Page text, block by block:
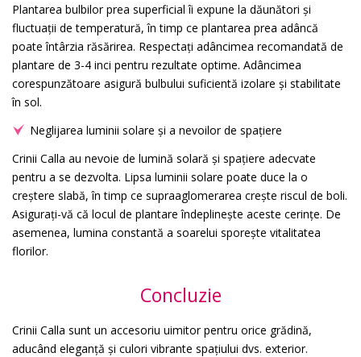
Plantarea bulbilor prea superficial îi expune la dăunători și
fluctuații de temperatură, în timp ce plantarea prea adâncă
poate întârzia răsărirea. Respectați adâncimea recomandată de
plantare de 3-4 inci pentru rezultate optime. Adâncimea
corespunzătoare asigură bulbului suficientă izolare și stabilitate
în sol.
Neglijarea luminii solare și a nevoilor de spațiere
Crinii Calla au nevoie de lumină solară și spațiere adecvate
pentru a se dezvolta. Lipsa luminii solare poate duce la o
creștere slabă, în timp ce supraaglomerarea crește riscul de boli.
Asigurați-vă că locul de plantare îndeplinește aceste cerințe. De
asemenea, lumina constantă a soarelui sporește vitalitatea
florilor.
Concluzie
Crinii Calla sunt un accesoriu uimitor pentru orice grădină,
aducând eleganță și culori vibrante spațiului dvs. exterior.